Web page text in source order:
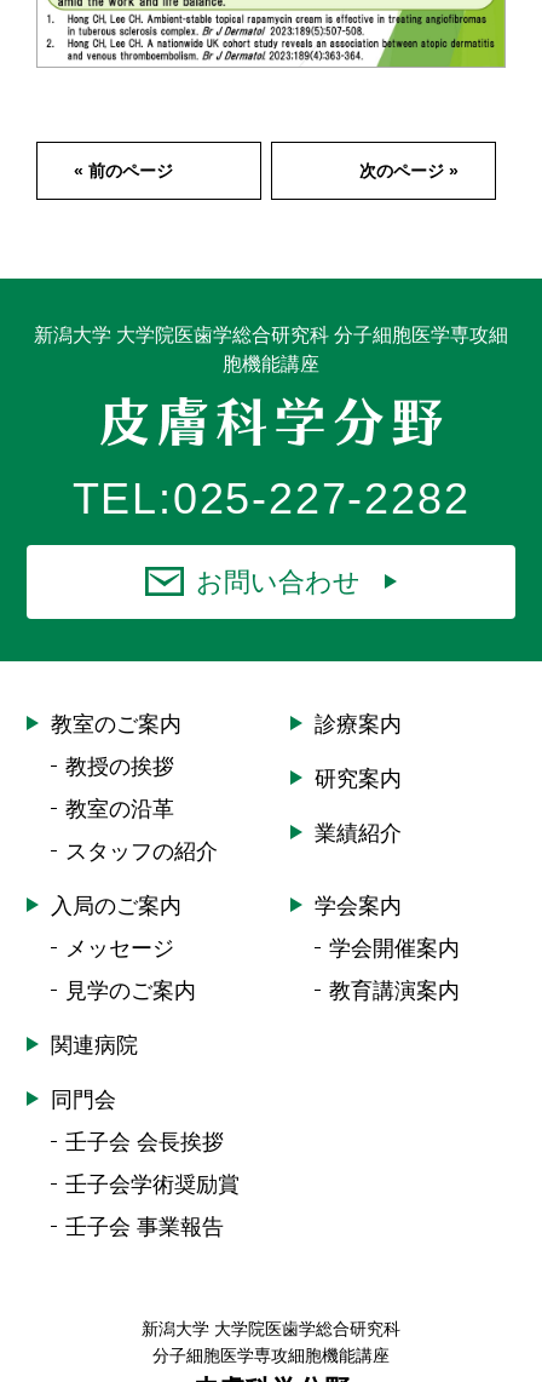
« 前のページ 次のページ »
新潟大学 大学院医歯学総合研究科 分子細胞医学専攻細
胞機能講座
TEL:025-227-2282
お問い合わせ
教室のご案内
教授の挨拶
教室の沿革
スタッフの紹介
診療案内
研究案内
業績紹介
入局のご案内
メッセージ
見学のご案内
学会案内
学会開催案内
教育講演案内
関連病院
同門会
壬子会 会長挨拶
壬子会学術奨励賞
壬子会 事業報告
新潟大学 大学院医歯学総合研究科
分子細胞医学専攻細胞機能講座